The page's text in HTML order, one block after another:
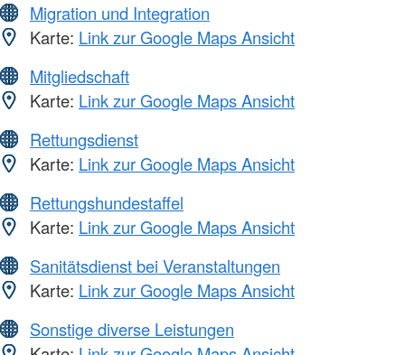
Migration und Integration
Karte: Link zur Google Maps Ansicht
Mitgliedschaft
Karte: Link zur Google Maps Ansicht
Rettungsdienst
Karte: Link zur Google Maps Ansicht
Rettungshundestaffel
Karte: Link zur Google Maps Ansicht
Sanitätsdienst bei Veranstaltungen
Karte: Link zur Google Maps Ansicht
Sonstige diverse Leistungen